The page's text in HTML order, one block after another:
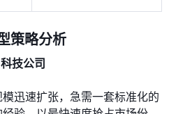
策略分析
技公司
迅速扩张，急需一套标准化的